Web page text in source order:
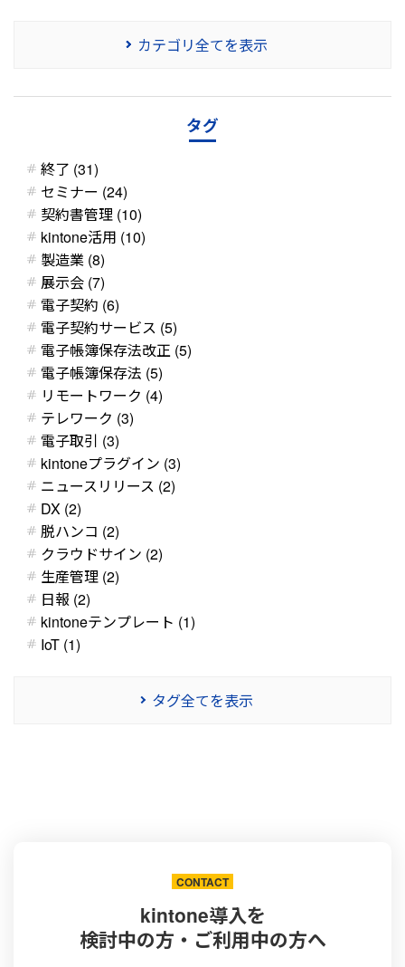
カテゴリ全てを表示
タグ
終了 (31)
セミナー (24)
契約書管理 (10)
kintone活用 (10)
製造業 (8)
展示会 (7)
電子契約 (6)
電子契約サービス (5)
電子帳簿保存法改正 (5)
電子帳簿保存法 (5)
リモートワーク (4)
テレワーク (3)
電子取引 (3)
kintoneプラグイン (3)
ニュースリリース (2)
DX (2)
脱ハンコ (2)
クラウドサイン (2)
生産管理 (2)
日報 (2)
kintoneテンプレート (1)
IoT (1)
タグ全てを表示
CONTACT
kintone導入を
検討中の方・ご利用中の方へ